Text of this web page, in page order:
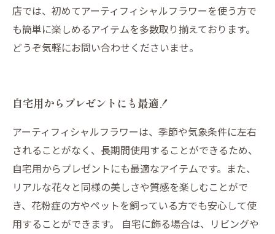
店では、初めてアーティフィシャルフラワーを使う方で
も簡単に楽しめるアイテムを多数取り揃えております。
どうぞ気軽にお問い合わせくださいませ。
自宅用からプレゼントにも最適！
アーティフィシャルフラワーは、季節や気象条件に左右
されることがなく、長期間使用することができるため、
自宅用からプレゼントにも最適なアイテムです。また、
リアルな花々と同様の美しさや質感を楽しむことがで
き、花粉症の方やペットを飼っている方でも安心して使
用することができます。 自宅に飾る場合は、リビングや